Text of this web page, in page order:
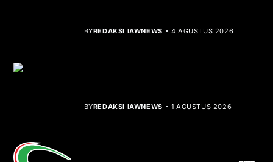
BYREDAKSI IAWNEWS 4 AGUSTUS 2026
BYREDAKSI IAWNEWS 1 AGUSTUS 2026